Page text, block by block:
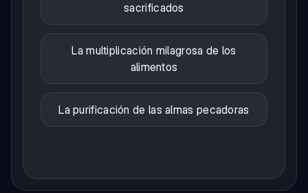
sacrificados
La multiplicación milagrosa de los
alimentos
La purificación de las almas pecadoras